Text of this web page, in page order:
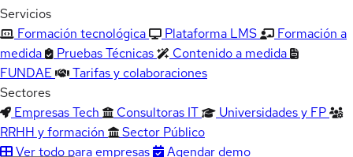
Servicios
Formación tecnológica
Plataforma LMS
Formación a
medida
Pruebas Técnicas
Contenido a medida
FUNDAE
Tarifas y colaboraciones
Sectores
Empresas Tech
Consultoras IT
Universidades y FP
RRHH y formación
Sector Público
Ver todo para empresas
Agendar demo